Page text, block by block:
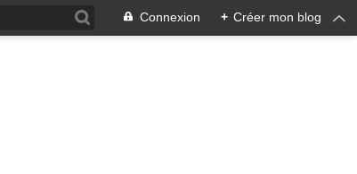
Connexion + Créer mon blog